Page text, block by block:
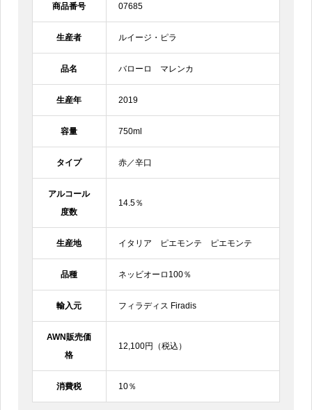
商品番号 07685
生産者 ルイージ・ピラ
品名 バローロ マレンカ
生産年 2019
容量 750ml
タイプ 赤／辛口
アルコール
度数
14.5％
生産地 イタリア ピエモンテ ピエモンテ
品種 ネッビオーロ100％
輸入元 フィラディス Firadis
AWN販売価
格
12,100円（税込）
消費税 10％